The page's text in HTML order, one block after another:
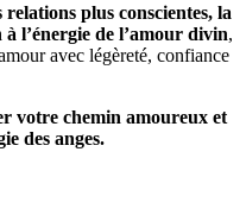
relations plus conscientes, la
l’énergie de l’amour divin,
avec légèreté, confiance
votre chemin amoureux et
des anges.